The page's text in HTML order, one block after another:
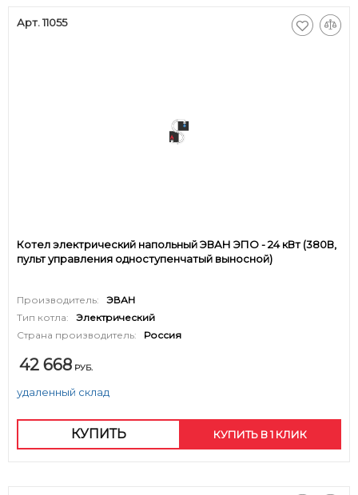
Арт. 11055
Котел электрический напольный ЭВАН ЭПО - 24 кВт (380В,
пульт управления одноступенчатый выносной)
Производитель:
ЭВАН
Тип котла:
Электрический
Страна производитель:
Россия
42 668 РУБ.
удаленный склад
КУПИТЬ КУПИТЬ В 1 КЛИК